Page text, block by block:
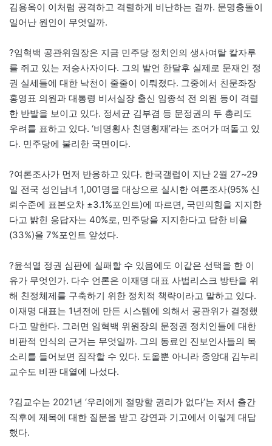
김용옥이 이처럼 공격하고 격렬하게 비난하는 걸까. 문명충돌이
일어난 원인이 무엇일까.
?임혁백 공관위원장은 지금 민주당 정치인의 생사여탈 칼자루
를 쥐고 있는 저승사자이다. 그의 발언 한달후 실제로 문재인 정
권 실세들에 대한 낙천이 줄줄이 이뤄졌다. 그중에서 친문좌장
홍영표 의원과 대통령 비서실장 출신 임종석 전 의원 등이 격렬
한 반발을 보이고 있다. 정세균 김부겸 등 문정권의 두 총리도
우려를 표하고 있다. ‘비명횡사 친명횡재’라는 조어가 떠돌고 있
다. 민주당에 불리한 국면이다.
?여론조사가 먼저 반응하고 있다. 한국갤럽이 지난 2월 27~29
일 전국 성인남녀 1,001명을 대상으로 실시한 여론조사(95% 신
뢰수준에 표본오차 ±3.1%포인트)에 따르면, 국민의힘을 지지한
다고 밝힌 응답자는 40%로, 민주당을 지지한다고 답한 비율
(33%)을 7%포인트 앞섰다.
?윤석열 정권 심판에 실패할 수 있음에도 이같은 선택을 한 이
유가 무엇인가. 다수 언론은 이재명 대표 사법리스크 방탄을 위
해 친정체제를 구축하기 위한 정치적 책략이라고 말하고 있다.
이재명 대표는 1년전에 만든 시스템에 의해서 공관위가 결정했
다고 말한다. 그러면 임혁백 위원장의 문정권 정치인들에 대한
비판적 인식의 근거는 무엇일까. 그의 동료인 진보인사들의 목
소리를 들어보면 짐작할 수 있다. 도올뿐 아니라 중앙대 김누리
교수도 비판 대열에 나섰다.
?김교수는 2021년 ‘우리에게 절망할 권리가 없다’는 저서 출간
직후에 제목에 대한 질문을 받고 강연과 기고에서 이렇게 대답
했다.